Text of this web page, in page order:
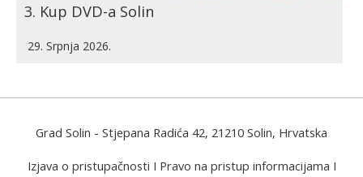
3. Kup DVD-a Solin
29. Srpnja 2026.
Grad Solin - Stjepana Radića 42, 21210 Solin, Hrvatska
Izjava o pristupačnosti I Pravo na pristup informacijama I